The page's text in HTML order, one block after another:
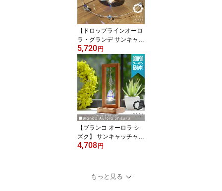
いい 誕生日 プレゼント
ギフト
【ドロップラインオーロ
ラ・グランデ サンキャッ
チャー 40mm】 | クリス
タル ボール 吊り下げ モ
ビール 北欧 北欧雑貨 イ
ンテリア 開運 風水 窓辺
クリスタルガラス プレシ
オサ 誕生日 プレゼント
ギフト
5,720円
【ブランコ オーロラ シ
ズク】 サンキャッチャー
インテリア 北欧 雑貨 北
風水 クリスタルガラス
アスフォー クリスタル
4,708円
もっと見る